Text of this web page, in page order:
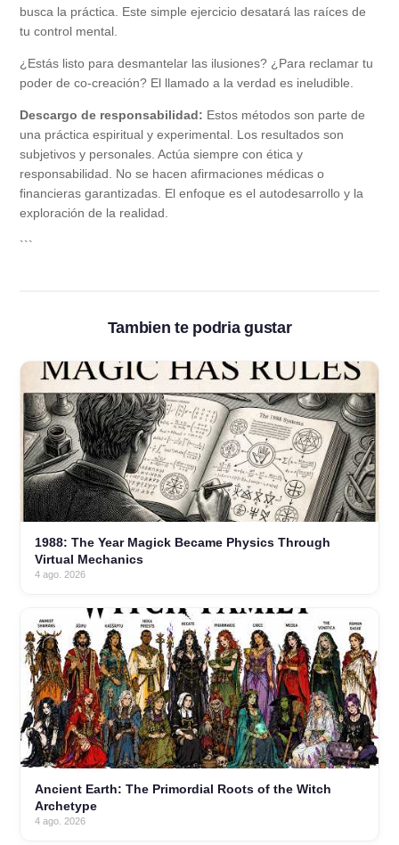
busca la práctica. Este simple ejercicio desatará las raíces de
tu control mental.
¿Estás listo para desmantelar las ilusiones? ¿Para reclamar tu
poder de co-creación? El llamado a la verdad es ineludible.
Descargo de responsabilidad: Estos métodos son parte de
una práctica espiritual y experimental. Los resultados son
subjetivos y personales. Actúa siempre con ética y
responsabilidad. No se hacen afirmaciones médicas o
financieras garantizadas. El enfoque es el autodesarrollo y la
exploración de la realidad.
```
Tambien te podria gustar
1988: The Year Magick Became Physics Through
Virtual Mechanics
4 ago. 2026
Ancient Earth: The Primordial Roots of the Witch
Archetype
4 ago. 2026